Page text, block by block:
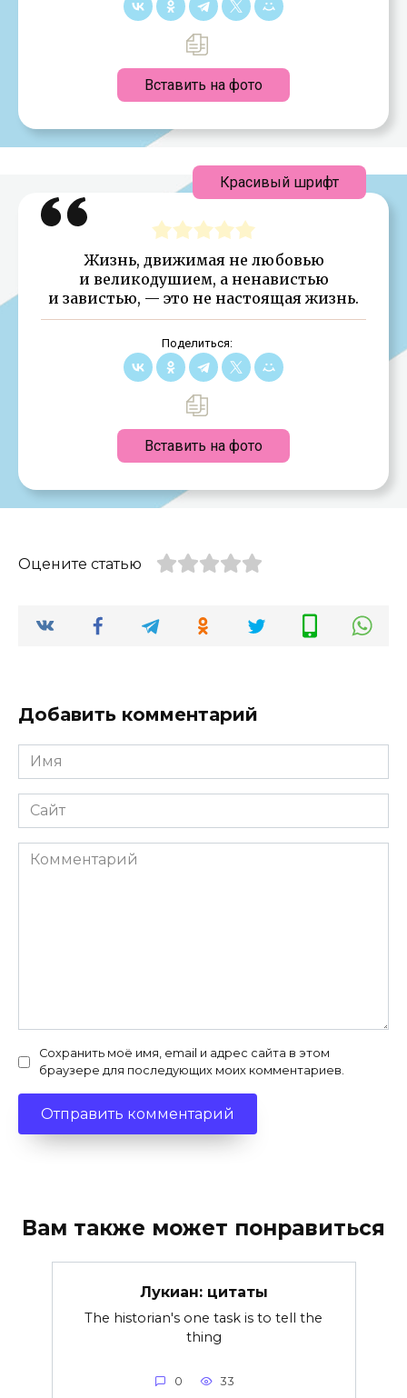
Вставить на фото
Жизнь, движимая не любовью
и великодушием, а ненавистью
и завистью, — это не настоящая жизнь.
Поделиться:
Вставить на фото
Красивый шрифт
Оцените статью
Добавить комментарий
Имя
*
Сайт
Комментарий
Сохранить моё имя, email и адрес сайта в этом
браузере для последующих моих комментариев.
Вам также может понравиться
Лукиан: цитаты
The historian's one task is to tell the
thing
0 33